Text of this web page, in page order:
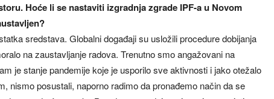
Hoće li se nastaviti izgradnja zgrade IPF-a u Novom
sredstava. Globalni događaji su usložili procedure dobijanja
na zaustavljanje radova. Trenutno smo angažovani na
je stanje pandemije koje je usporilo sve aktivnosti i jako otežalo
nismo posustali, naporno radimo da pronađemo način da se